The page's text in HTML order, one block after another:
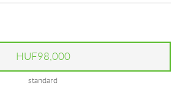
HUF98,000
standard